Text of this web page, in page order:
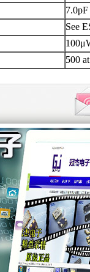
See
500